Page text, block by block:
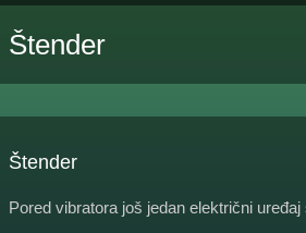
Štender
Štender
Pored vibratora još jedan električni